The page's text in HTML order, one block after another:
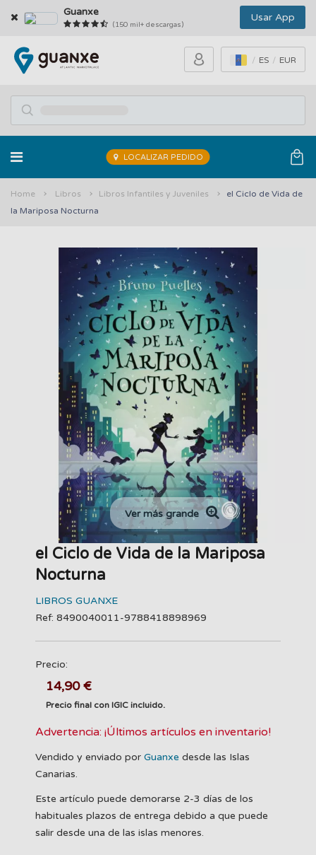
Guanxe
(150 mil+ descargas)
Usar App
ES EUR
LOCALIZAR PEDIDO
Home Libros Libros Infantiles y Juveniles
el Ciclo de Vida de
la Mariposa Nocturna
Ver más grande
el Ciclo de Vida de la Mariposa
Nocturna
LIBROS GUANXE
Ref: 8490040011-9788418898969
Precio:
14,90 €
Precio final con IGIC incluido.
Advertencia: ¡Últimos artículos en inventario!
Vendido y enviado por Guanxe desde las Islas
Canarias.
Este artículo puede demorarse 2-3 días de los
habituales plazos de entrega debido a que puede
salir desde una de las islas menores.